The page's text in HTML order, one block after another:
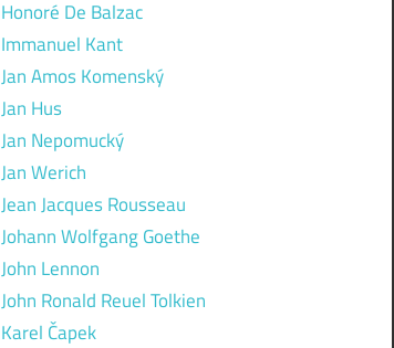
Honoré De Balzac
Immanuel Kant
Jan Amos Komenský
Jan Hus
Jan Nepomucký
Jan Werich
Jean Jacques Rousseau
Johann Wolfgang Goethe
John Lennon
John Ronald Reuel Tolkien
Karel Čapek